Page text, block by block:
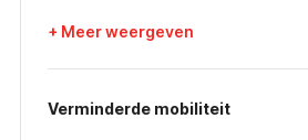
+ Meer weergeven
Verminderde mobiliteit